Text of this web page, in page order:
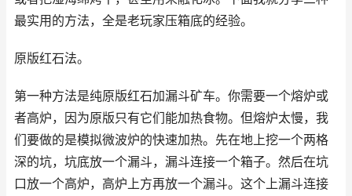
最实用的方法，全是老玩家压箱底的经验。
原版红石法。
第一种方法是纯原版红石加漏斗矿车。你需要一个熔炉或
者高炉，因为原版只有它们能加热食物。但熔炉太慢，我
们要做的是模拟微波炉的快速加热。先在地上挖一个两格
深的坑，坑底放一个漏斗，漏斗连接一个箱子。然后在坑
口放一个高炉，高炉上方再放一个漏斗。这个上漏斗连接